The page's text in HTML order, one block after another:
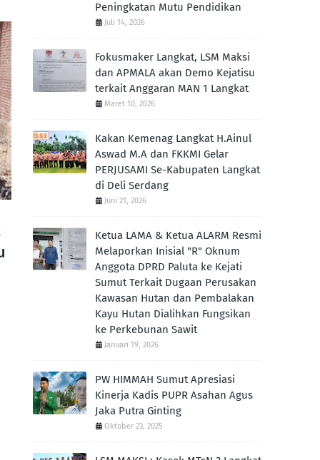
Peningkatan Mutu Pendidikan
Juli 14, 2026
Fokusmaker Langkat, LSM Maksi
dan APMALA akan Demo Kejatisu
terkait Anggaran MAN 1 Langkat
Maret 10, 2026
Kakan Kemenag Langkat H.Ainul
Aswad M.A dan FKKMI Gelar
PERJUSAMI Se-Kabupaten Langkat
di Deli Serdang
Juni 21, 2026
Ketua LAMA & Ketua ALARM Resmi
Melaporkan Inisial "R" Oknum
Anggota DPRD Paluta ke Kejati
Sumut Terkait Dugaan Perusakan
Kawasan Hutan dan Pembalakan
Kayu Hutan Dialihkan Fungsikan
ke Perkebunan Sawit
Januari 19, 2026
PW HIMMAH Sumut Apresiasi
Kinerja Kadis PUPR Asahan Agus
Jaka Putra Ginting ‎
Oktober 23, 2025